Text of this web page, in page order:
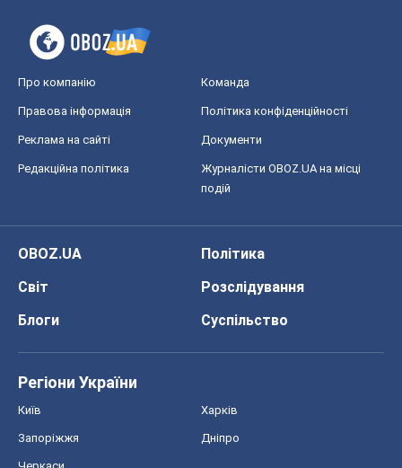
Про компанію Команда
Правова інформація Політика конфіденційності
Реклама на сайті Документи
Редакційна політика
Журналісти OBOZ.UA на місці
подій
OBOZ.UA
Політика
Світ
Розслідування
Блоги
Суспільство
Регіони України
Київ Харків
Запоріжжя Дніпро